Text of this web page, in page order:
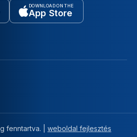
DOWNLOAD ON THE
App Store
fenntartva. | weboldal fejlesztés